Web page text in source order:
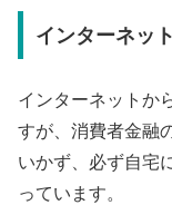
インターネッ
インターネットか
すが、消費者金融
いかず、必ず自宅
っています。